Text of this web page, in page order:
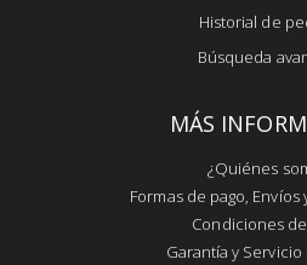
Historial de
Búsqueda
MÁS
¿Quiénes
Formas de pago,
Condiciones
Garantía y Servicio